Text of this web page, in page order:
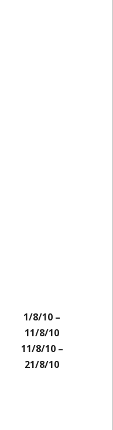
1/8/10 –
11/8/10
11/8/10 –
21/8/10